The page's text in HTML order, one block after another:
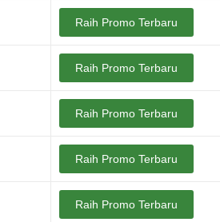
Raih Promo Terbaru
Raih Promo Terbaru
Raih Promo Terbaru
Raih Promo Terbaru
Raih Promo Terbaru